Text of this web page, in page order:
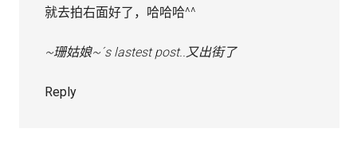
就去拍右面好了，哈哈哈^^
~珊姑娘~´s lastest post..又出街了
Reply